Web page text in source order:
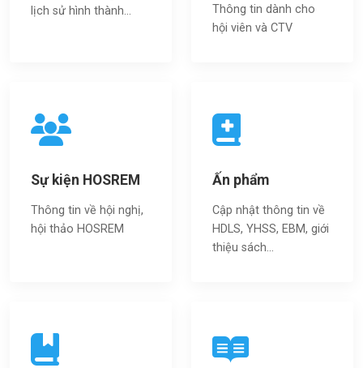
lịch sử hình thành...
Thông tin dành cho
hội viên và CTV
Sự kiện HOSREM
Thông tin về hội nghị,
hội thảo HOSREM
Ấn phẩm
Cập nhật thông tin về
HDLS, YHSS, EBM, giới
thiệu sách…